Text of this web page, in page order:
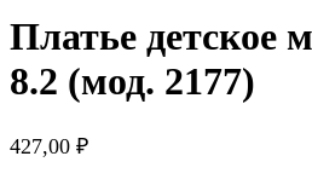
Платье детское
8.2 (мод. 2177)
427,00 ₽